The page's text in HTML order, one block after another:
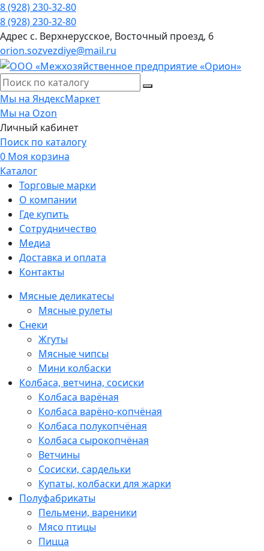
8 (928) 230-32-80
8 (928) 230-32-80
Адрес с. Верхнерусское, Восточный проезд, 6
orion.sozvezdiye@mail.ru
Мы на ЯндексМаркет
Мы на Ozon
Личный кабинет
Поиск по каталогу
0 Моя корзина
Каталог
Торговые марки
О компании
Где купить
Сотрудничество
Медиа
Доставка и оплата
Контакты
Мясные деликатесы
Мясные рулеты
Снеки
Жгуты
Мясные чипсы
Мини колбаски
Колбаса, ветчина, сосиски
Колбаса варёная
Колбаса варёно-копчёная
Колбаса полукопчёная
Колбаса сырокопчёная
Ветчины
Сосиски, сардельки
Купаты, колбаски для жарки
Полуфабрикаты
Пельмени, вареники
Мясо птицы
Пицца